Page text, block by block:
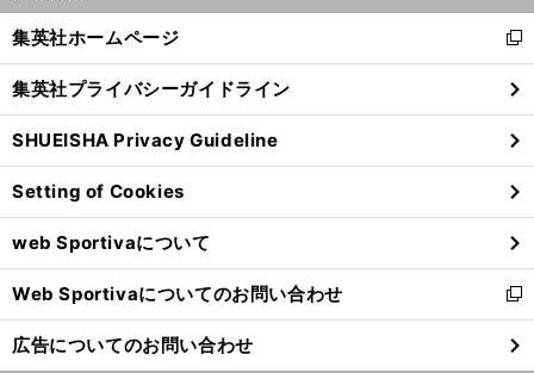
】
ゴ
」 。
前
閉
る
集英社ホームページ
新
し
い
ウ
ィ
ン
ド
ウ
で
開
く
集英社プライバシーガイドライン
SHUEISHA Privacy Guideline
Setting of Cookies
web Sportivaについて
Web Sportivaについてのお問い合わせ
新
し
い
広告についてのお問い合わせ